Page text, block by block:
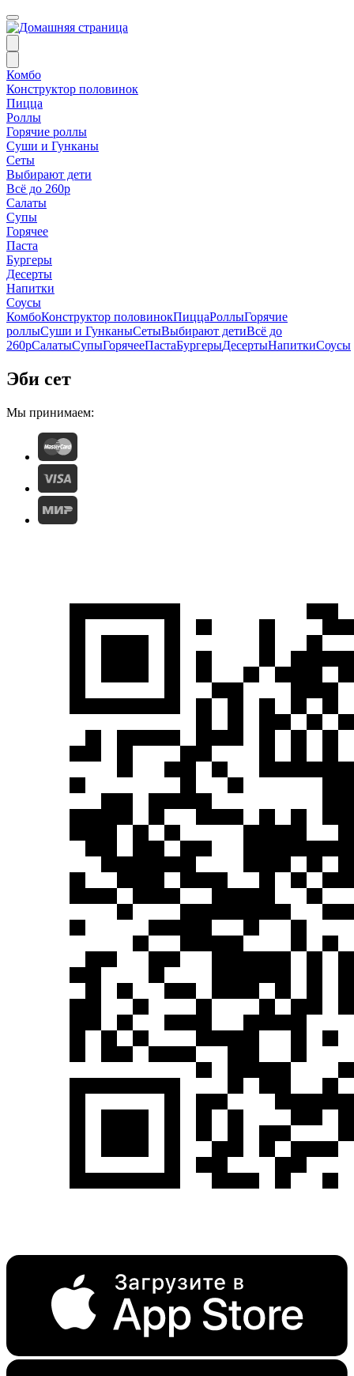
Комбо
Конструктор половинок
Пицца
Роллы
Горячие роллы
Суши и Гунканы
Сеты
Выбирают дети
Всё до 260р
Салаты
Супы
Горячее
Паста
Бургеры
Десерты
Напитки
Соусы
КомбоКонструктор половинокПиццаРоллыГорячие
роллыСуши и ГунканыСетыВыбирают детиВсё до
260рСалатыСупыГорячееПастаБургерыДесертыНапиткиСоусы
Эби сет
Мы принимаем: